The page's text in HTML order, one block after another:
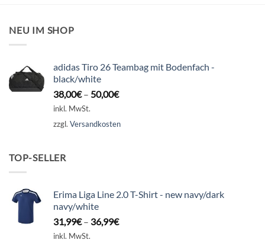
NEU IM SHOP
adidas Tiro 26 Teambag mit Bodenfach -
black/white
38,00€– 50,00€
inkl. MwSt.
zzgl. Versandkosten
TOP-SELLER
Erima Liga Line 2.0 T-Shirt - new navy/dark
navy/white
31,99€– 36,99€
inkl. MwSt.